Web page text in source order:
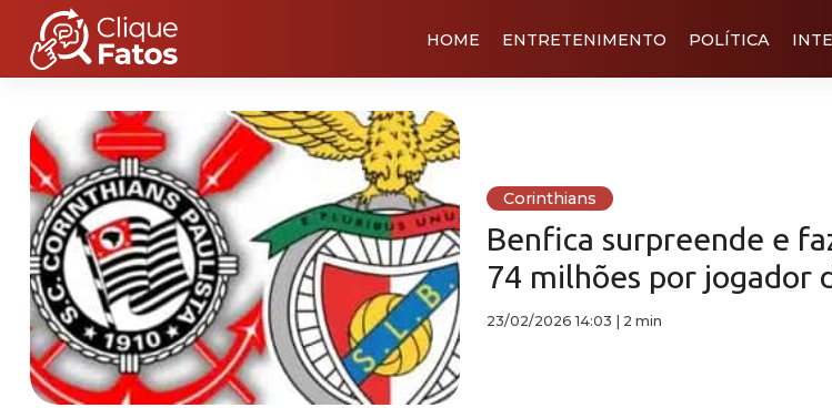
HOME ENTRETENIMENTO POLÍTICA
Corinthians
Benfica surpreende e
74 milhões por jogador
23/02/2026 14:03 2 min